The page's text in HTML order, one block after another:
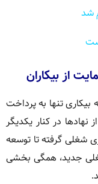
از بیکاران
بیکاری تنها به پرداخت
در کنار یکدیگر
شغلی گرفته تا توسعه
جدید، همگی بخشی